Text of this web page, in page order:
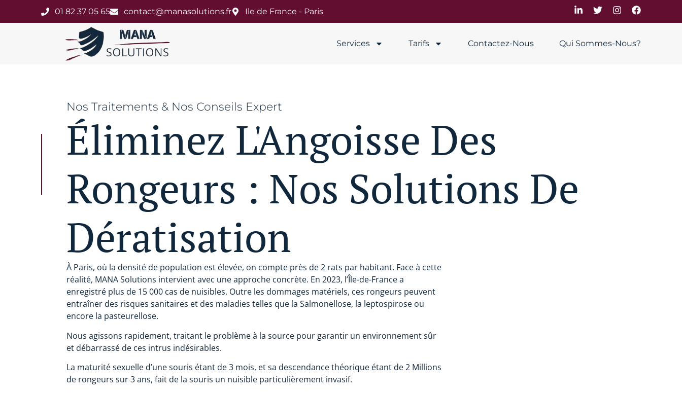
01 82 37 05 65 contact@manasolutions.fr Ile de France - Paris
Services Tarifs Contactez-Nous Qui Sommes-Nous?
Nos Traitements & Nos Conseils Expert
Éliminez L'Angoisse Des
Rongeurs : Nos Solutions De
Dératisation
À Paris, où la densité de population est élevée, on compte près de 2 rats par habitant. Face à cette
réalité, MANA Solutions intervient avec une approche concrète. En 2023, l’Île-de-France a
enregistré plus de 15 000 cas de nuisibles. Outre les dommages matériels, ces rongeurs peuvent
entraîner des risques sanitaires et des maladies telles que la Salmonellose, la leptospirose ou
encore la pasteurellose.
Nous agissons rapidement, traitant le problème à la source pour garantir un environnement sûr
et débarrassé de ces intrus indésirables.
La maturité sexuelle d’une souris étant de 3 mois, et sa descendance théorique étant de 2 Millions
de rongeurs sur 3 ans, fait de la souris un nuisible particulièrement invasif.